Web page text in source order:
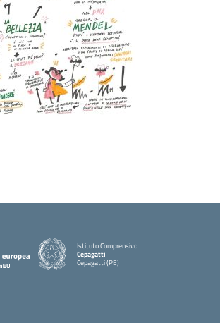
Istituto Comprensivo
Cepagatti
Cepagatti (PE)
— Visita la pagina iniziale della scuola